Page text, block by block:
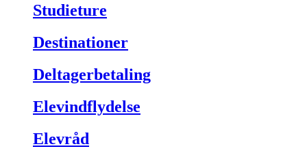
Studieture
Destinationer
Deltagerbetaling
Elevindflydelse
Elevråd